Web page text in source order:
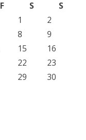
F S
S
1
2
8
9
15
16
22
23
29
30